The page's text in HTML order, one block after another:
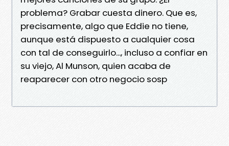
problema? Grabar cuesta dinero. Que es,
precisamente, algo que Eddie no tiene,
aunque está dispuesto a cualquier cosa
con tal de conseguirlo..., incluso a confiar en
su viejo, Al Munson, quien acaba de
reaparecer con otro negocio sosp